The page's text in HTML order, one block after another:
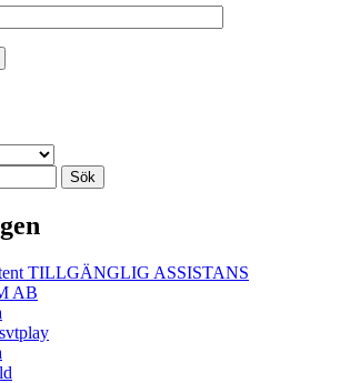
TILLGÄNGLIG ASSISTANS
AB